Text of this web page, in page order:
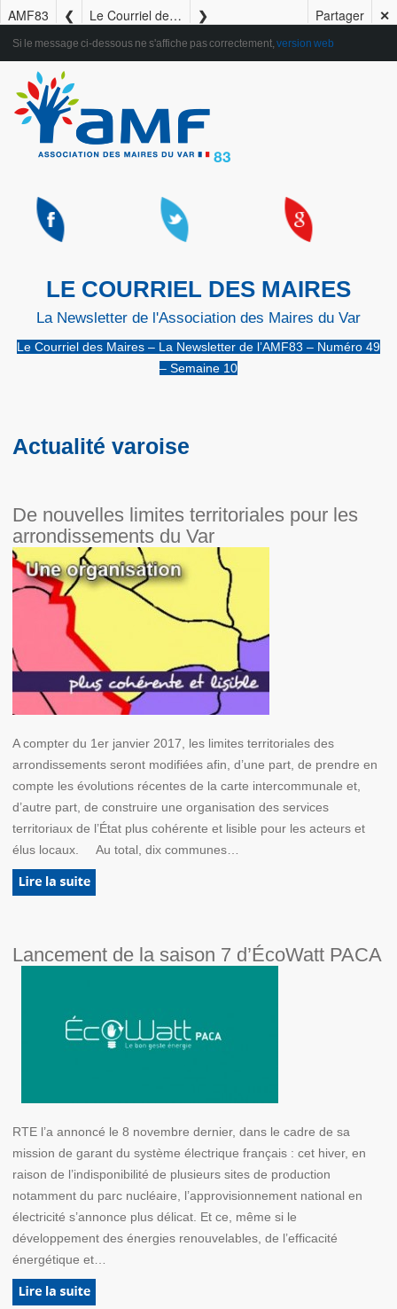
AMF83 Le Courriel des Maires – La Newsletter de l’AMF83 – Numéro 49 – Semaine 10 ✕
Partager